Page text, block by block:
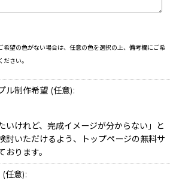
希望の色がない場合は、任意の色を選択の上、備考欄にご希
さい。
ル制作希望 (任意):
いけれど、完成イメージが分からない」と
討いただけるよう、トップページの無料サ
ります。
(任意):